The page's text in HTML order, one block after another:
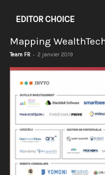
EDITOR CHOICE
Mapping
Team FR - 2 janvier 2019